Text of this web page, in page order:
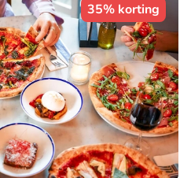
35% korting